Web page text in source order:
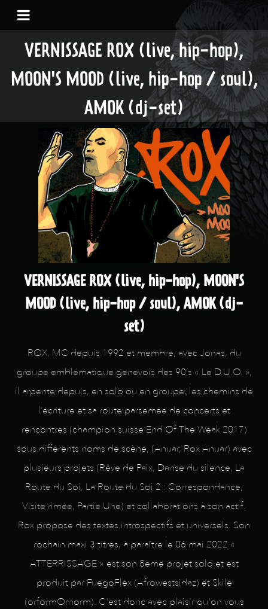
VERNISSAGE ROX (live, hip-hop),
MOON'S MOOD (live, hip-hop / soul),
AMOK (dj-set)
VERNISSAGE ROX (live, hip-hop), MOON'S
MOOD (live, hip-hop / soul), AMOK (dj-
set)
ROX, MC depuis 1992 et membre, avec Jonas, du
groupe emblématique genevois des 90’s « Le D.U.O. »,
il arpente depuis, en solo ou en groupe, les chemins de
l’écriture et sa route parsemée de concerts et
rencontres (champion suisse End Of The Weak 2017)
sous différents noms de scène, (Anuar, Rox Anuar) avec
plusieurs projets (Rêve de Paix, Danse du silence, La
Route du Soi, La Route du Soi 2 : Correspondance,
Visite rimée, Partie Une) et collaborations à son actif.
Rox propose des textes introspectifs et universels. Son
rochain maxi 3 titres, à paraître le 06 mai 2022 «
ATTERRISSAGE » est son 8ème projet solo et est
produit par FuegoFlex (Afrowestsidaz) et Skile
(orformOrnorm). C'est donc avec plaisir qu'on vous